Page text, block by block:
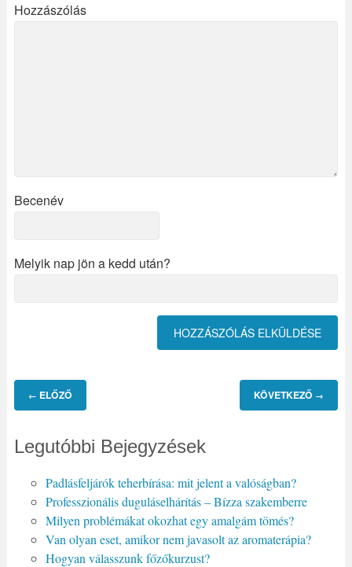
Hozzászólás
Becenév
Melyik nap jön a kedd után?
← ELŐZŐ KÖVETKEZŐ →
Legutóbbi Bejegyzések
Padlásfeljárók teherbírása: mit jelent a valóságban?
Professzionális duguláselhárítás – Bízza szakemberre
Milyen problémákat okozhat egy amalgám tömés?
Van olyan eset, amikor nem javasolt az aromaterápia?
Hogyan válasszunk főzőkurzust?